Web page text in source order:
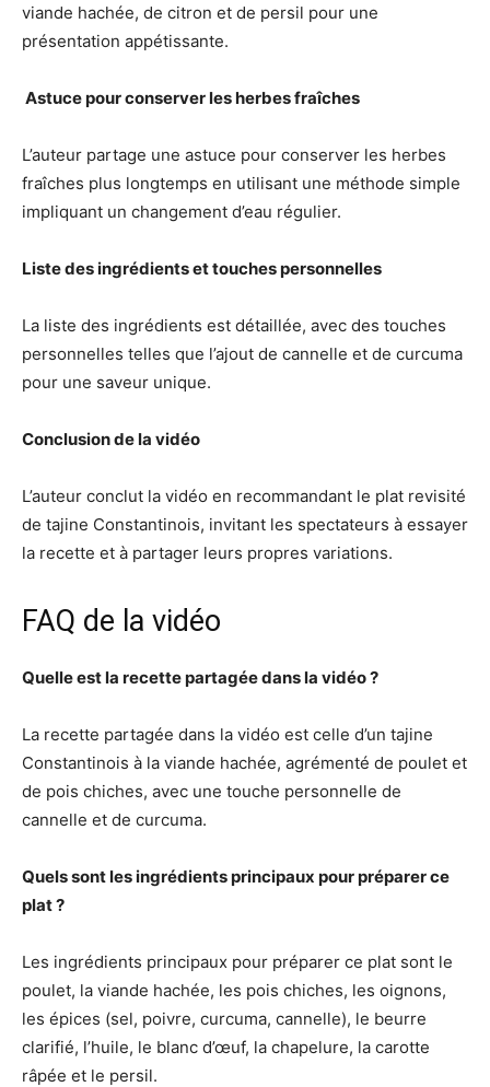
viande hachée, de citron et de persil pour une
présentation appétissante.
‍ Astuce pour conserver les herbes fraîches
L’auteur partage une astuce pour conserver les herbes
fraîches plus longtemps en utilisant une méthode simple
impliquant un changement d’eau régulier.
Liste des ingrédients et touches personnelles
La liste des ingrédients est détaillée, avec des touches
personnelles telles que l’ajout de cannelle et de curcuma
pour une saveur unique.
Conclusion de la vidéo
L’auteur conclut la vidéo en recommandant le plat revisité
de tajine Constantinois, invitant les spectateurs à essayer
la recette et à partager leurs propres variations.
FAQ de la vidéo
Quelle est la recette partagée dans la vidéo ?
La recette partagée dans la vidéo est celle d’un tajine
Constantinois à la viande hachée, agrémenté de poulet et
de pois chiches, avec une touche personnelle de
cannelle et de curcuma.
Quels sont les ingrédients principaux pour préparer ce
plat ?
Les ingrédients principaux pour préparer ce plat sont le
poulet, la viande hachée, les pois chiches, les oignons,
les épices (sel, poivre, curcuma, cannelle), le beurre
clarifié, l’huile, le blanc d’œuf, la chapelure, la carotte
râpée et le persil.